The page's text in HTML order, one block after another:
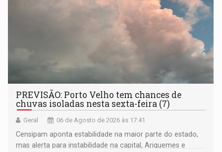
PREVISÃO: Porto Velho tem chances de
chuvas isoladas nesta sexta-feira (7)
Geral 06 de Agosto de 2026 às 17:41
Censipam aponta estabilidade na maior parte do estado,
mas alerta para instabilidade na capital, Ariquemes e